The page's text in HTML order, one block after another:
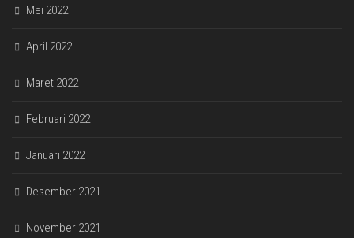
Mei 2022
April 2022
Maret 2022
Februari 2022
Januari 2022
Desember 2021
November 2021